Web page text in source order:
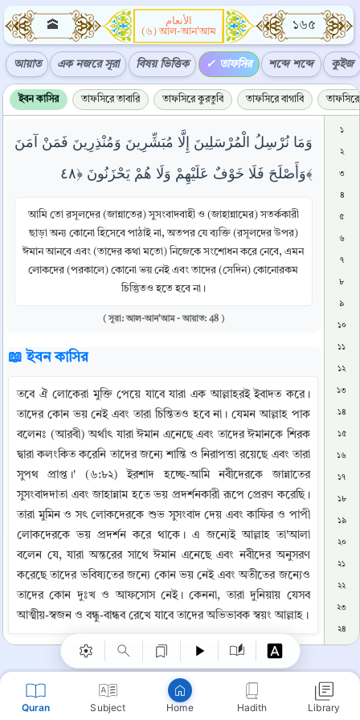
Quran Subject Home Hadith Library
🕋
الأنعام
(৬) আল-আন'আম
১৬৫
আয়াত এক নজরে সূরা বিষয় ভিত্তিক তাফসির শব্দে শব্দে কুইজ
ইবন কাসির তাফসিরে তাবারি তাফসিরে কুরতুবি তাফসিরে বাগাবি তাফসিরে
وَمَا نُرْسِلُ الْمُرْسَلِينَ إِلَّا مُبَشِّرِينَ وَمُنْذِرِينَ فَمَنْ آمَنَ
وَأَصْلَحَ فَلَا خَوْفٌ عَلَيْهِمْ وَلَا هُمْ يَحْزَنُونَ ﴿٤٨﴾
আমি তো রসূলদের (জান্নাতের) সুসংবাদবাহী ও (জাহান্নামের) সতর্ককারী
ছাড়া অন্য কোনো হিসেবে পাঠাই না, অতপর যে ব্যক্তি (রসূলদের উপর)
ঈমান আনবে এবং (তাদের কথা মতো) নিজেকে সংশোধন করে নেবে, এমন
লোকদের (পরকালে) কোনো ভয় নেই এবং তাদের (সেদিন) কোনোরকম
চিন্তিুতও হতে হবে না।
( সূরা: আল-আন'আম - আয়াত: 48 )
📖 ইবন কাসির
তবে ঐ লোকেরা মুক্তি পেয়ে যাবে যারা এক আল্লাহরই ইবাদত করে।
তাদের কোন ভয় নেই এবং তারা চিন্তিতও হবে না। যেমন আল্লাহ পাক
বলেনঃ (আরবী) অর্থাৎ যারা ঈমান এনেছে এবং তাদের ঈমানকে শিরক
দ্বারা কলংকিত করেনি তাদের জন্যে শান্তি ও নিরাপত্তা রয়েছে এবং তারা
সুপথ প্রাপ্ত।' (৬:৮২) ইরশাদ হচ্ছে-আমি নবীদেরকে জান্নাতের
সুসংবাদদাতা এবং জাহান্নাম হতে ভয় প্রদর্শনকারী রূপে প্রেরণ করেছি।
তারা মুমিন ও সৎ লোকদেরকে শুভ সুসংবাদ দেয় এবং কাফির ও পাপী
লোকদেরকে ভয় প্রদর্শন করে থাকে। এ জন্যেই আল্লাহ তা'আলা
বলেন যে, যারা অন্তরের সাথে ঈমান এনেছে এবং নবীদের অনুসরণ
করেছে তাদের ভবিষ্যতের জন্যে কোন ভয় নেই এবং অতীতের জন্যেও
তাদের কোন দুঃখ ও আফসোস নেই। কেননা, তারা দুনিয়ায় যেসব
আত্মীয়-স্বজন ও বন্ধু-বান্ধব রেখে যাবে তাদের অভিভাবক স্বয়ং আল্লাহ।
📚 তাফসিরে তাবারি
এই আয়াতের তাফসীর প্রসঙ্গে আলোচনা: {وَمَا نُرْسِلُ الْمُرْسَلِينَ إِلا
১
২
৩
৪
৫
৬
৭
৮
৯
১০
১১
১২
১৩
১৪
১৫
১৬
১৭
১৮
১৯
২০
২১
২২
২৩
২৪
২৬
Copy